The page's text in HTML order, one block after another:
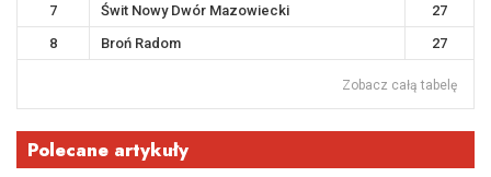
7
Świt Nowy Dwór Mazowiecki
27
8
Broń Radom 27
Zobacz całą tabelę
Polecane artykuły